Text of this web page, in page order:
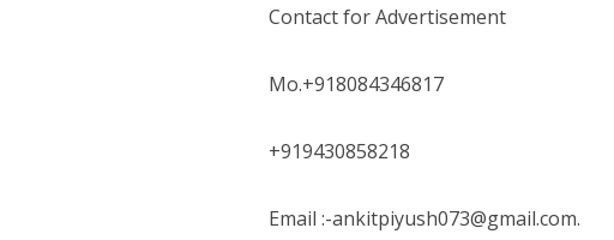
नेहा म्यूजिक वर्ल्ड पर रिलीज हुआ
Contact for Advertisement
Mo.+918084346817
+919430858218
Email :-ankitpiyush073@gmail.com.